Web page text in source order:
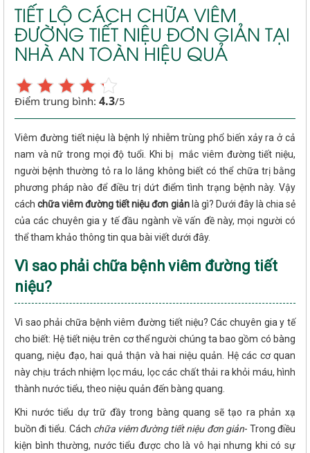
TIẾT LỘ CÁCH CHỮA VIÊM
ĐƯỜNG TIẾT NIỆU ĐƠN GIẢN TẠI
NHÀ AN TOÀN HIỆU QUẢ
Điểm trung bình: 4.3/5
Viêm đường tiết niệu là bệnh lý nhiễm trùng phổ biến xảy ra ở cả
nam và nữ trong mọi độ tuổi. Khi bị mắc viêm đường tiết niệu,
người bệnh thường tỏ ra lo lắng không biết có thể chữa trị bằng
phương pháp nào để điều trị dứt điểm tình trạng bệnh này. Vậy
cáchchữa viêm đường tiết niệu đơn giảnlà gì? Dưới đây là chia sẻ
của các chuyên gia y tế đầu ngành về vấn đề này, mọi người có
thể tham khảo thông tin qua bài viết dưới đây.
Vì sao phải chữa bệnh viêm đường tiết
niệu?
Vì sao phải chữa bệnh viêm đường tiết niệu? Các chuyên gia y tế
cho biết: Hệ tiết niệu trên cơ thể người chúng ta bao gồm có bàng
quang, niệu đạo, hai quả thận và hai niệu quản. Hệ các cơ quan
này chịu trách nhiệm lọc máu, lọc các chất thải ra khỏi máu, hình
thành nước tiểu, theo niệu quản đến bàng quang.
Khi nước tiểu dự trữ đầy trong bàng quang sẽ tạo ra phản xạ
buồn đi tiểu. Cách chữa viêm đường tiết niệu đơn giản- Trong điều
kiện bình thường, nước tiểu được cho là vô hại nhưng khi có sự